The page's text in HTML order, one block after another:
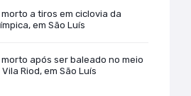
morto a tiros em ciclovia da
em São Luís
morto após ser baleado no meio
Riod, em São Luís